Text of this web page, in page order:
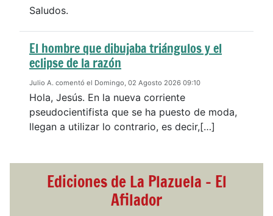
Saludos.
El hombre que dibujaba triángulos y el
eclipse de la razón
Julio A. comentó el Domingo, 02 Agosto 2026 09:10
Hola, Jesús. En la nueva corriente
pseudocientifista que se ha puesto de moda,
llegan a utilizar lo contrario, es decir,[…]
Ediciones de La Plazuela - El
Afilador